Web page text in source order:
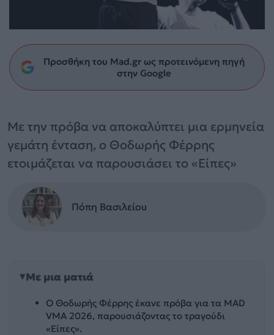
Προσθήκη του Mad.gr ως προτεινόμενη πηγή
στην Google
Με την πρόβα να αποκαλύπτει μια ερμηνεία
γεμάτη ένταση, ο Θοδωρής Φέρρης
ετοιμάζεται να παρουσιάσει το «Είπες»
Πόπη Βασιλείου
Με μια ματιά
Ο Θοδωρής Φέρρης έκανε πρόβα για τα MAD
VMA 2026, παρουσιάζοντας το τραγούδι
«Είπες».